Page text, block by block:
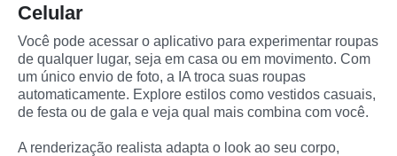
Celular
Você pode acessar o aplicativo para experimentar roupas
de qualquer lugar, seja em casa ou em movimento. Com
um único envio de foto, a IA troca suas roupas
automaticamente. Explore estilos como vestidos casuais,
de festa ou de gala e veja qual mais combina com você.
A renderização realista adapta o look ao seu corpo,